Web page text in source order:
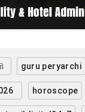
guru peryarchi
horoscope